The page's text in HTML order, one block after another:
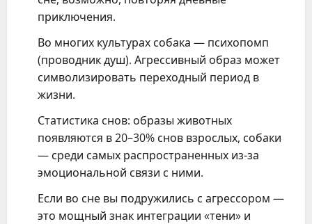
приключения.
Во многих культурах собака — психопомп
(проводник душ). Агрессивный образ может
символизировать переходный период в
жизни.
Статистика снов: образы животных
появляются в 20–30% снов взрослых, собаки
— среди самых распространенных из-за
эмоциональной связи с ними.
Если во сне вы подружились с агрессором —
это мощный знак интеграции «тени» и